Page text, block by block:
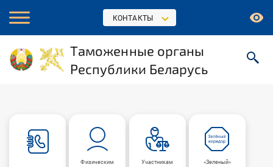
КОНТАКТЫ
Таможенные органы
Республики Беларусь
Физическим
Участникам
«Зеленый»